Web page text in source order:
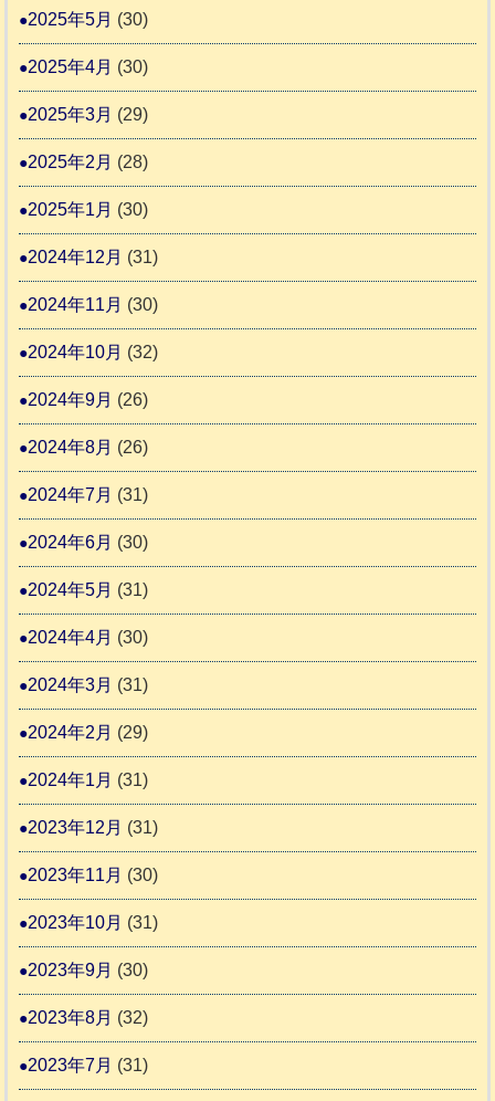
2025年5月 (30)
2025年4月 (30)
2025年3月 (29)
2025年2月 (28)
2025年1月 (30)
2024年12月 (31)
2024年11月 (30)
2024年10月 (32)
2024年9月 (26)
2024年8月 (26)
2024年7月 (31)
2024年6月 (30)
2024年5月 (31)
2024年4月 (30)
2024年3月 (31)
2024年2月 (29)
2024年1月 (31)
2023年12月 (31)
2023年11月 (30)
2023年10月 (31)
2023年9月 (30)
2023年8月 (32)
2023年7月 (31)